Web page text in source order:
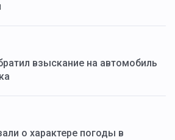
взыскание на автомобиль
о характере погоды в